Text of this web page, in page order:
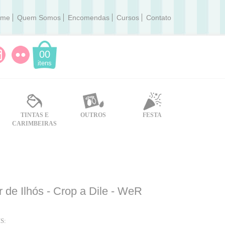
Quem Somos Encomendas Cursos Contato
00
itens
TINTAS E
CARIMBEIRAS
OUTROS FESTA
de Ilhós - Crop a Dile - WeR